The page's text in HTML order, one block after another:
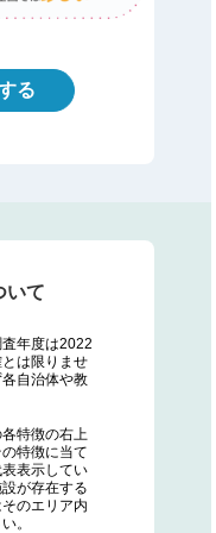
る
いて
査年度は2022
は限りませ
自治体や教
特徴の右上
特徴に当て
表示してい
が存在する
のエリア内
。